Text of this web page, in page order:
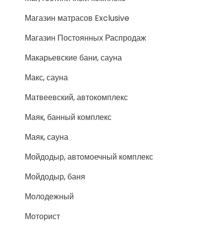
Магазин матрасов Exclusive
Магазин Постоянных Распродаж
Макарьевские бани, сауна
Макс, сауна
Матвеевский, автокомплекс
Маяк, банный комплекс
Маяк, сауна
Мойдодыр, автомоечный комплекс
Мойдодыр, баня
Молодежный
Моторист